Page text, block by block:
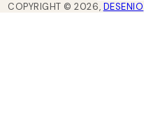
COPYRIGHT ©2026, DESENIO